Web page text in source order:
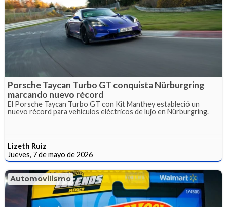
Porsche Taycan Turbo GT conquista Nürburgring
marcando nuevo récord
El Porsche Taycan Turbo GT con Kit Manthey estableció un
nuevo récord para vehículos eléctricos de lujo en Nürburgring.
Lizeth Ruiz
Jueves, 7 de mayo de 2026
Automovilismo